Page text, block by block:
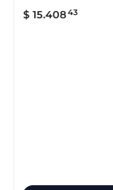
$ 15.40843